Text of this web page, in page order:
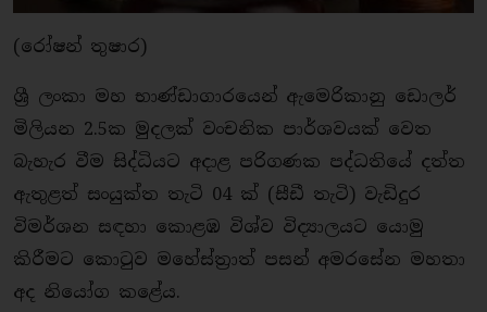
(රෝෂන් තුෂාර)
ශ්‍රී ලංකා මහ භාණ්ඩාගාරයෙන් ඇමෙරිකානු ඩොලර්
මිලියන 2.5ක මුදලක් වංචනික පාර්ශවයක් වෙත
බැහැර වීම සිද්ධියට අදාළ පරිගණක පද්ධතියේ දත්ත
ඇතුළත් සංයුක්ත තැටි 04 ක් (සීඩී තැටි) වැඩිදුර
විමර්ශන සඳහා කොළඹ විශ්ව විද්‍යාලයට යොමු
කිරීමට කොටුව මහේස්ත්‍රාත් පසන් අමරසේන මහතා
අද නියෝග කළේය.